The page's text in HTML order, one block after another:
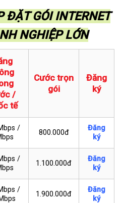
ĐẶT GÓI INTERNET
NGHIỆP LỚN
/
tế
Cước trọn
gói
Đăng
ký
/
800.000đ
Đăng
ký
/
1.100.000đ
Đăng
ký
/
1.900.000đ
Đăng
ký